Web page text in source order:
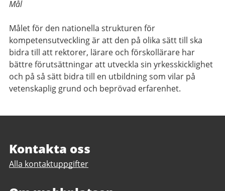
Mål
Målet för den nationella strukturen för
kompetensutveckling är att den på olika sätt till ska
bidra till att rektorer, lärare och förskollärare har
bättre förutsättningar att utveckla sin yrkesskicklighet
och på så sätt bidra till en utbildning som vilar på
vetenskaplig grund och beprövad erfarenhet.
Kontakta oss
Alla kontaktuppgifter